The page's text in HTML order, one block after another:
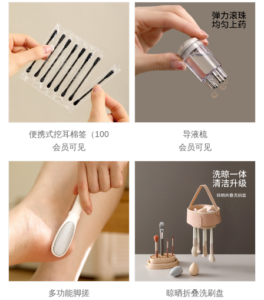
便携式挖耳棉签（100
会员可见
导液梳
会员可见
多功能脚搓
晾晒折叠洗刷盘